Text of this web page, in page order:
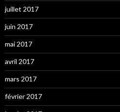
juillet 2017
juin 2017
mai 2017
avril 2017
mars 2017
février 2017